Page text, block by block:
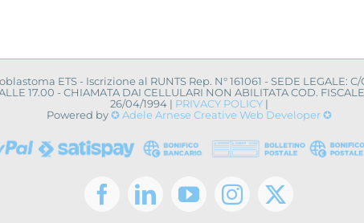
ETS - Iscrizione al RUNTS Rep. N° 161061 - SEDE LEGALE: C/O
17.00 - CHIAMATA DAI CELLULARI NON ABILITATA COD.
26/04/1994 | PRIVACY POLICY|
Powered by✪ Adele Arnese Creative Web Developer ✪
Facebook
LinkedInYouTubeInstagram
X